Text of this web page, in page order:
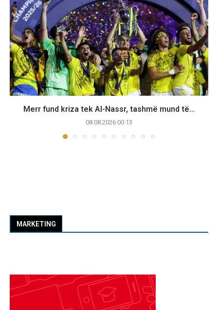
Merr fund kriza tek Al-Nassr, tashmë mund të...
08.08.2026 00:13
MARKETING